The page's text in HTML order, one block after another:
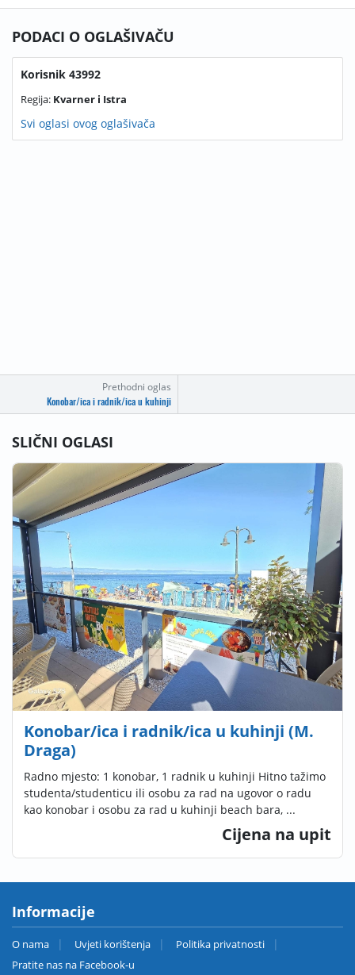
Prethodni oglas
Konobar/ica i radnik/ica u kuhinji
PODACI O OGLAŠIVAČU
Korisnik 43992
Regija: Kvarner i Istra
Svi oglasi ovog oglašivača
SLIČNI OGLASI
Konobar/ica i radnik/ica u kuhinji (M.
Draga)
Radno mjesto: 1 konobar, 1 radnik u kuhinji Hitno tažimo
studenta/studenticu ili osobu za rad na ugovor o radu
kao konobar i osobu za rad u kuhinji beach bara, ...
Cijena na upit
Informacije
O nama Uvjeti korištenja
Politika privatnosti
Pratite nas na Facebook-u